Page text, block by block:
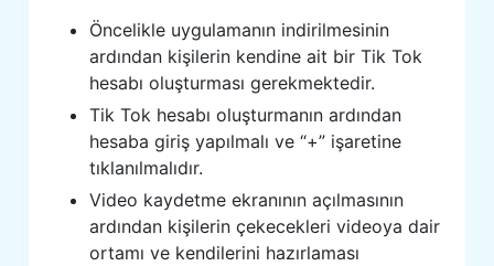
Öncelikle uygulamanın indirilmesinin
ardından kişilerin kendine ait bir Tik Tok
hesabı oluşturması gerekmektedir.
Tik Tok hesabı oluşturmanın ardından
hesaba giriş yapılmalı ve “+” işaretine
tıklanılmalıdır.
Video kaydetme ekranının açılmasının
ardından kişilerin çekecekleri videoya dair
ortamı ve kendilerini hazırlaması